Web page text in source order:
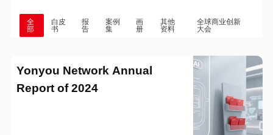
全
部
白皮
书
报
告
案例
集
画
册
其他
资料
全球商业创新
大会
Yonyou Network Annual
Report of 2024